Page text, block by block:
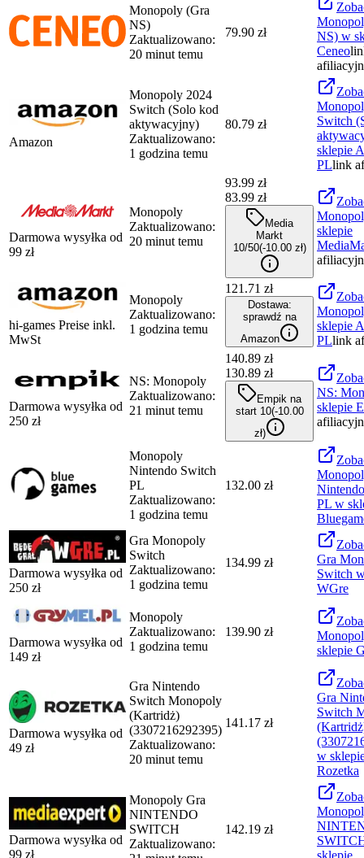
Monopoly (Gra
NS)
Zaktualizowano:
20 minut temu
79.90 zł
NS) w
Ceneo
Amazon
Monopoly 2024
Switch (Solo kod
aktywacyjny)
Zaktualizowano:
1 godzina temu
80.79 zł
Switch
sklepie
PLlink
Darmowa wysyłka od
99 zł
Monopoly
Zaktualizowano:
20 minut temu
93.99 zł
83.99 zł
Media
Markt
10/50(-10.00 zł)
sklepie
hi-games Preise inkl.
MwSt
Monopoly
Zaktualizowano:
1 godzina temu
121.71 zł
Dostawa:
sprawdź na
Amazon
sklepie
PLlink
Darmowa wysyłka od
250 zł
NS: Monopoly
Zaktualizowano:
21 minut temu
140.89 zł
130.89 zł
Empik na
start 10(-10.00
zł)
NS:
sklepie
Monopoly
Nintendo Switch
PL
Zaktualizowano:
1 godzina temu
132.00 zł
PL w
Darmowa wysyłka od
250 zł
Gra Monopoly
Switch
Zaktualizowano:
1 godzina temu
134.99 zł
Gra
Switch
WGre
Darmowa wysyłka od
149 zł
Monopoly
Zaktualizowano:
1 godzina temu
139.90 zł
sklepie
Darmowa wysyłka od
49 zł
Gra Nintendo
Switch Monopoly
(Kartridż)
(3307216292395)
Zaktualizowano:
20 minut temu
141.17 zł
Gra
Switch
w
Rozetka
Darmowa wysyłka od
99 zł
Monopoly Gra
NINTENDO
SWITCH
Zaktualizowano:
142.19 zł
sklepie